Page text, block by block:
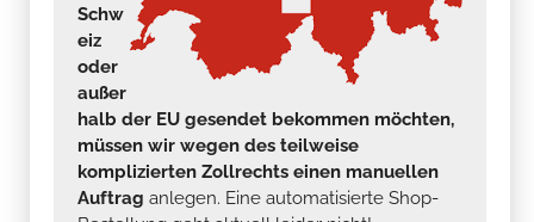
Schw
eiz
oder
außer
halb der EU gesendet bekommen möchten,
müssen wir wegen des teilweise
komplizierten Zollrechts einen manuellen
Auftrag anlegen. Eine automatisierte Shop-